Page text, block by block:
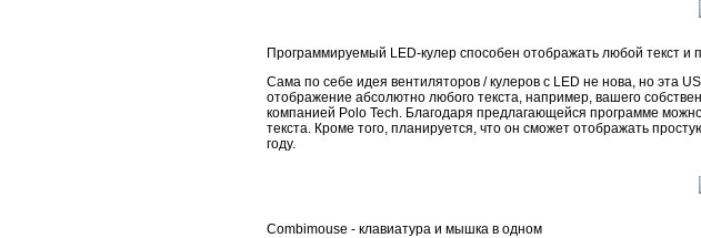
Программируемый LED-кулер способен отображать любой текст и
Сама по себе идея вентиляторов / кулеров с LED не нова, но эта
отображение абсолютно любого текста, например, вашего
компанией Polo Tech. Благодаря предлагающейся программе
текста. Кроме того, планируется, что он сможет отображать
году.
Combimouse - клавиатура и мышка в одном